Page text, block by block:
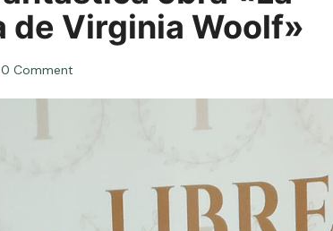
de Virginia Woolf»
0 Comment